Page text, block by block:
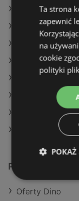
Oferty Auchan
Oferty Żabka
Aktualne
Aktualne
Aktualne
Aktualne
Aktualne
Sklepy
Podobne
Oferty Dino
Ta strona
zapewnić
na
cookie
polityki
POKAŻ